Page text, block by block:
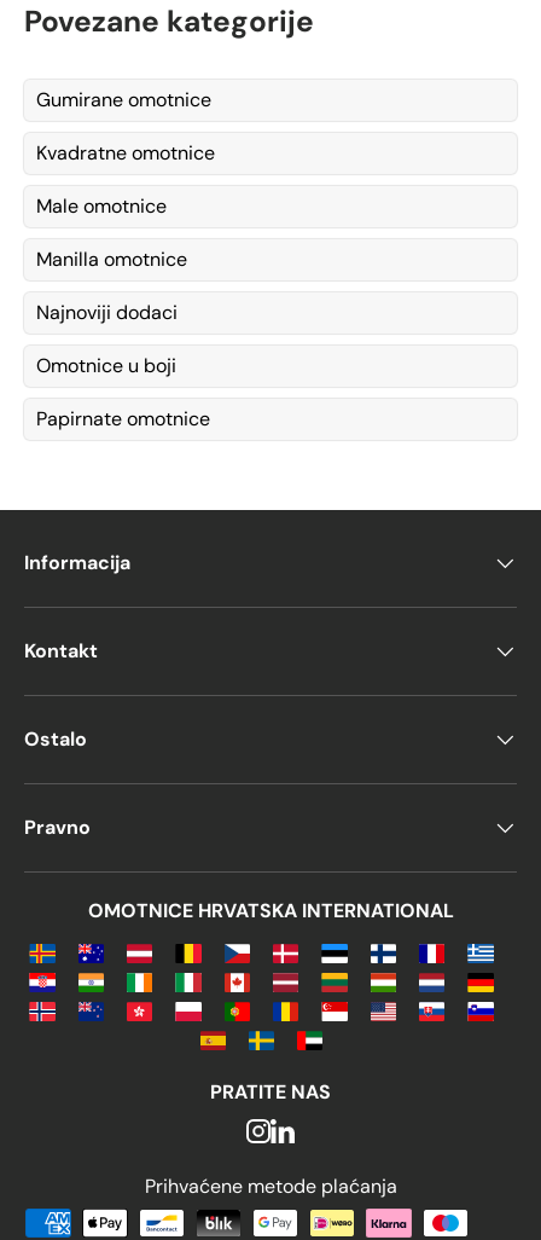
Povezane kategorije
Gumirane omotnice
Kvadratne omotnice
Male omotnice
Manilla omotnice
Najnoviji dodaci
Omotnice u boji
Papirnate omotnice
Informacija
Kontakt
Ostalo
Pravno
OMOTNICE HRVATSKA INTERNATIONAL
PRATITE NAS
Prihvaćene metode plaćanja
Prihvaćene metode plaćanja